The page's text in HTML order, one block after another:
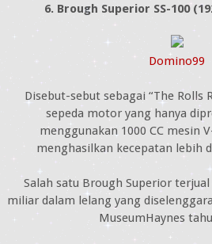
6. Brough Superior SS-100
Domino99
Disebut-sebut sebagai “The Rolls
sepeda motor yang hanya
menggunakan 1000 CC mesin
menghasilkan kecepatan lebih
Salah satu Brough Superior
miliar dalam lelang yang
MuseumHaynes